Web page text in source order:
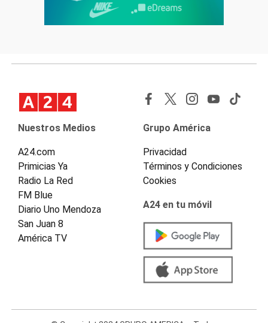
Nuestros Medios
A24.com
Primicias Ya
Radio La Red
FM Blue
Diario Uno Mendoza
San Juan 8
América TV
Grupo América
Privacidad
Términos y Condiciones
Cookies
A24 en tu móvil